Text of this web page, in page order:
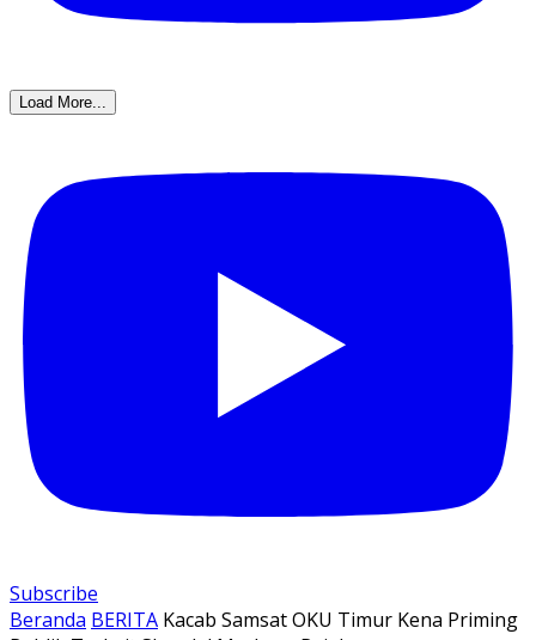
Load More...
Subscribe
Beranda BERITA Kacab Samsat OKU Timur Kena Priming